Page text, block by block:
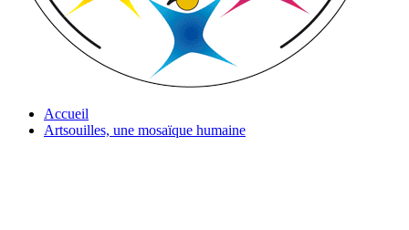
Accueil
Artsouilles, une mosaïque humaine